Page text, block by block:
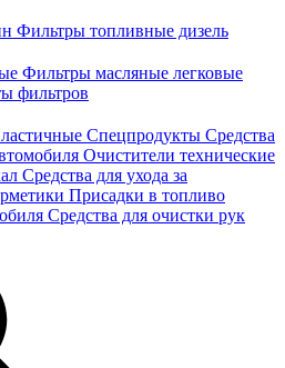
Фильтры топливные дизель
Фильтры масляные легковые
фильтров
Спецпродукты Средства
Очистители технические
Средства для ухода за
Присадки в топливо
Средства для очистки рук